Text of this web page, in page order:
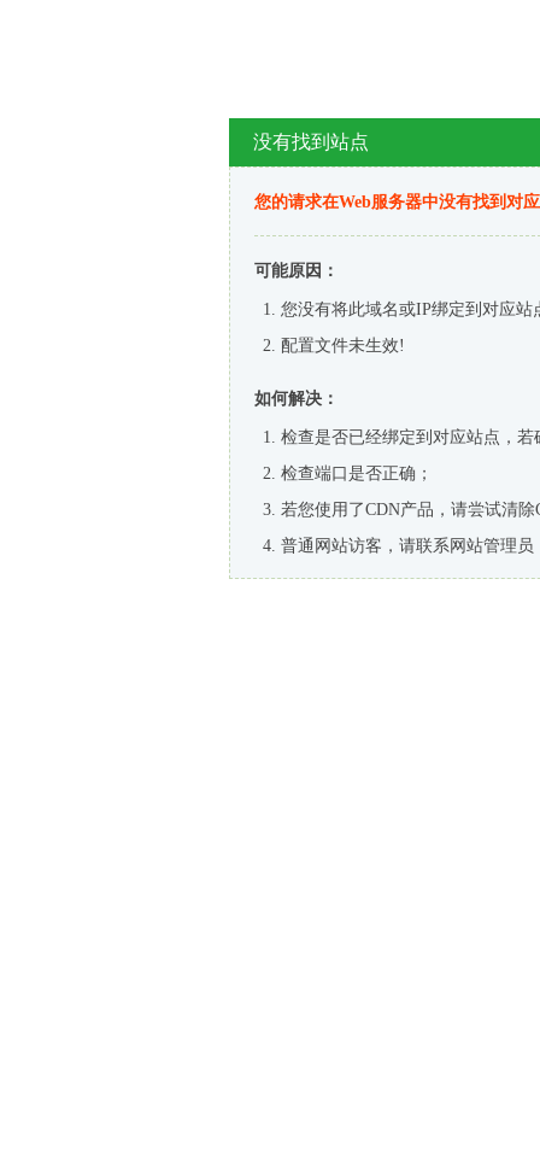
没有找到站点
您的请求在Web服务器中没有找到对
可能原因：
您没有将此域名或IP绑定到对应站
配置文件未生效!
如何解决：
检查是否已经绑定到对应站点，
检查端口是否正确；
若您使用了CDN产品，请尝试清除
普通网站访客，请联系网站管理员